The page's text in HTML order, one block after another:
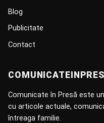
Blog
Publicitate
Contact
Comunicate în Presă este
cu articole actuale,
întreaga familie.